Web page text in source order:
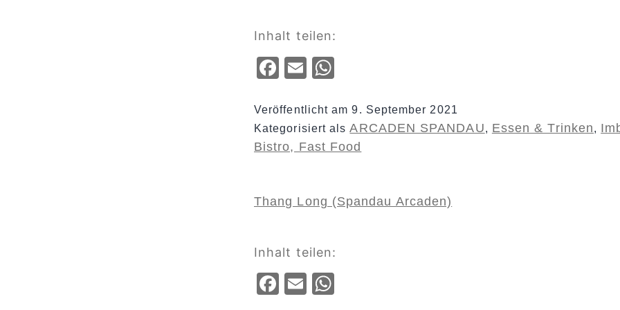
Inhalt teilen:
Facebook
Email
Veröffentlicht am9. September 2021
Kategorisiert alsARCADEN SPANDAU, Essen & Trinken,
Bistro, Fast Food
Thang Long (Spandau Arcaden)
Inhalt teilen:
Facebook
Email